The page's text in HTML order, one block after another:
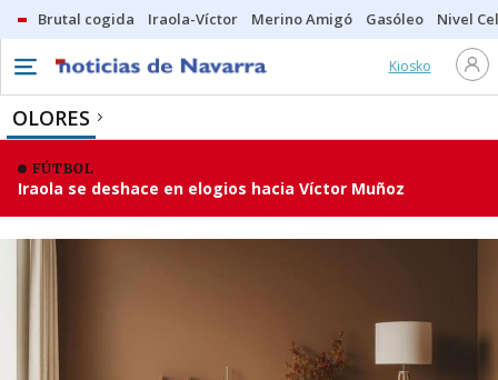
Brutal cogida Iraola-Víctor Merino Amigó Gasóleo Nivel
Kiosko
OLORES
FÚTBOL
Iraola se deshace en elogios hacia Víctor Muñoz